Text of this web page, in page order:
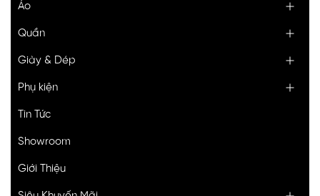
Áo
Quần
Giày & Dép
Phụ kiện
Tin Tức
Showroom
Giới Thiệu